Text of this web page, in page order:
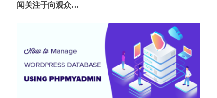
闻关注于向观众…